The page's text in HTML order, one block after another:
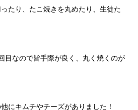
たり、たこ焼きを丸めたり、生徒た
目なので皆手際が良く、丸く焼くのが
にキムチやチーズがありました！